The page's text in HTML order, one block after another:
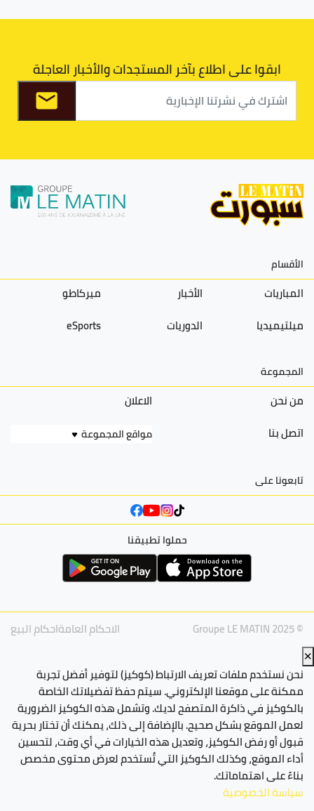
ابقوا على اطلاع بآخر المستجدات والأخبار العاجلة
الأقسام
المباريات الأخبار
ميركاطو
ميلتيميديا
الدوريات eSports
المجموعة
من نحن
الاعلان
اتصل بنا
مواقع المجموعة
تابعونا على
حملوا تطبيقنا
© Groupe LE MATIN 2025 الاحكام العامةاحكام البيع
✕
نحن نستخدم ملفات تعريف الارتباط (كوكيز) لتوفير أفضل تجربة
ممكنة على موقعنا الإلكتروني. سيتم حفظ تفضيلاتك الخاصة
بالكوكيز في ذاكرة المتصفح لديك. وتشمل هذه الكوكيز الضرورية
لعمل الموقع بشكل صحيح. بالإضافة إلى ذلك، يمكنك أن تختار بحرية
قبول أو رفض الكوكيز، وتعديل هذه الخيارات في أي وقت، لتحسين
أداء الموقع، وكذلك الكوكيز التي تُستخدم لعرض محتوى مخصص
بناءً على اهتماماتك.
سياسة الخصوصية